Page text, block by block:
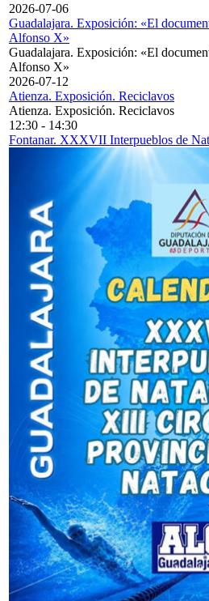
2026-07-06
Guadalajara. Exposición: «El
Alfonso X»
Guadalajara. Exposición: «El
Alfonso X»
2026-07-12
Atienza. Exposición. Reciclavos
Atienza. Exposición. Reciclavos
12:30 - 14:30
Fontanar. XXXVII Interpueblos de